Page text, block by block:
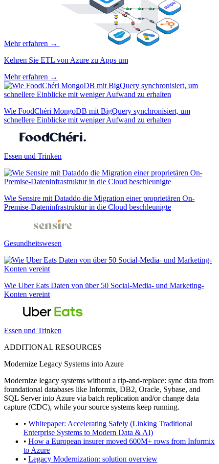
Mehr erfahren →
Kehren Sie ETL von Azure zu Apps um
Mehr erfahren →
Wie FoodChéri MongoDB mit BigQuery synchronisiert, um
schnellere Einblicke mit weniger Aufwand zu erhalten
Essen und Trinken
Wie Sensire mit Dataddo die Migration einer proprietären On-
Premise-Dateninfrastruktur in die Cloud beschleunigte
Gesundheitswesen
Wie Uber Eats Daten von über 50 Social-Media- und Marketing-
Konten vereint
Essen und Trinken
ADDITIONAL RESOURCES
Modernize Legacy Systems into Azure
Modernize legacy systems without a rip-and-replace: sync data from
foundational databases like Informix, DB2, Oracle, Sybase, and
SQL Server into Azure via batch replication and/or change data
capture (CDC), while your source systems keep running.
• Whitepaper: Accelerating Safely (Linking Traditional
Enterprise Systems to Modern Data & AI)
• How a European insurer moved 600M+ rows from Informix
to Azure
• Legacy Modernization: solution overview